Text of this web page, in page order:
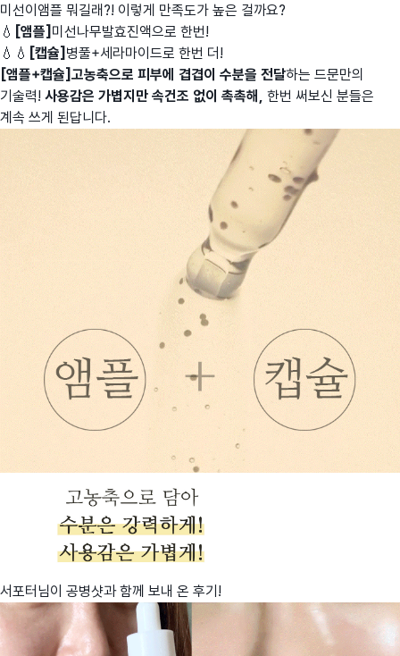
미선이앰플 뭐길래?! 이렇게 만족도가 높은 걸까요?
💧 [앰플] 미선나무발효진액으로 한번!
💧💧 [캡슐] 병풀+세라마이드로 한번 더!
[앰플+캡슐]고농축으로 피부에 겹겹이 수분을 전달하는 드문만의
기술력! 사용감은 가볍지만 속건조 없이 촉촉해,
한번 써보신 분들은
계속 쓰게 된답니다.
서포터님이 공병샷과 함께 보내 온 후기!